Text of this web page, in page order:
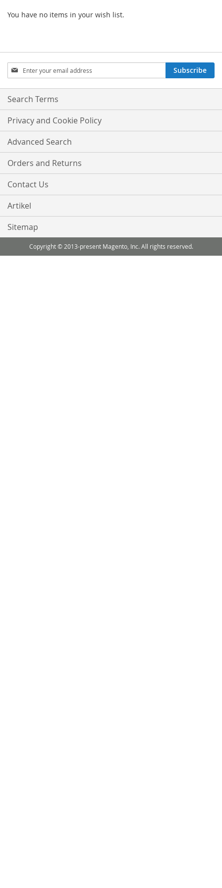
You have no items in your wish list.
Sign
Up
for
Our
Subscribe
Search Terms
Privacy and Cookie Policy
Advanced Search
Orders and Returns
Contact Us
Artikel
Sitemap
Copyright © 2013-present Magento, Inc. All rights reserved.